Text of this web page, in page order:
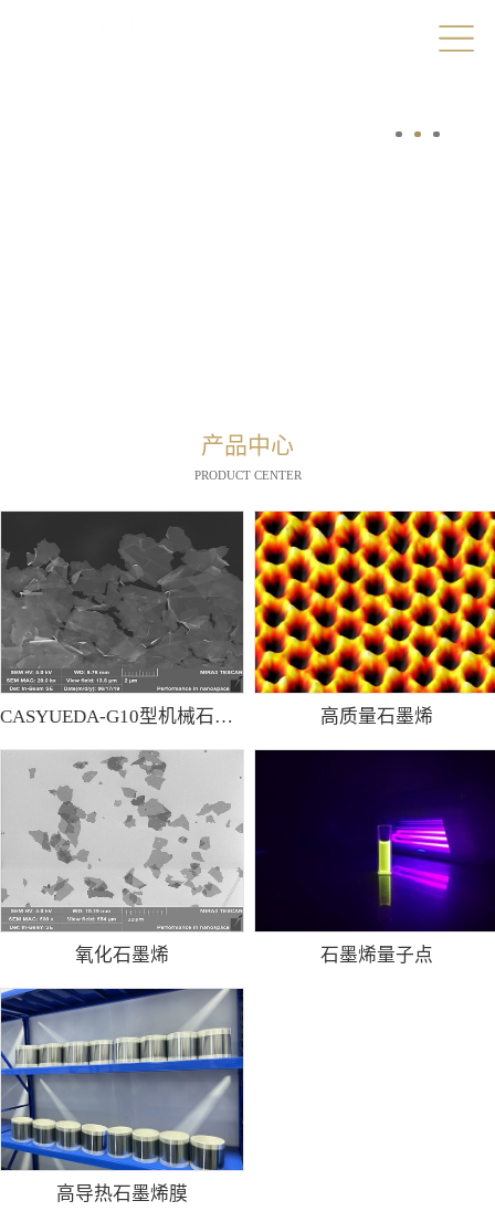
产品中心
PRODUCT CENTER
CASYUEDA-G10型机械石墨烯粉 高质量石墨烯
氧化石墨烯 石墨烯量子点
高导热石墨烯膜